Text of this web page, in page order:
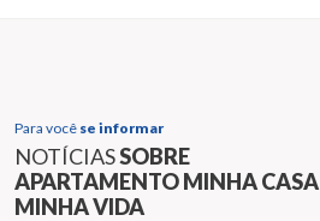
Para você se informar
NOTÍCIASSOBRE
APARTAMENTO MINHA CASA
MINHA VIDA